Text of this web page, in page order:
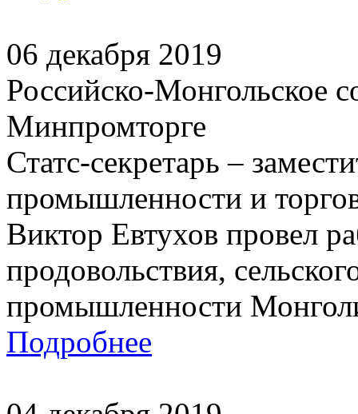
06 декабря 2019
Российско-Монгольское
Минпромторге
Статс-секретарь –
промышленности и
Виктор Евтухов провел
продовольствия,
промышленности
Подробнее